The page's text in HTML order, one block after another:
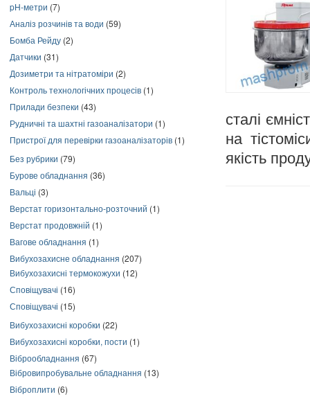
pH-метри (7)
Аналіз розчинів та води (59)
Бомба Рейду (2)
Датчики (31)
Дозиметри та нітратоміри (2)
Контроль технологічних процесів (1)
Прилади безпеки (43)
Рудничні та шахтні газоаналізатори (1)
Пристрої для перевірки газоаналізаторів (1)
Без рубрики (79)
Бурове обладнання (36)
Вальці (3)
Верстат горизонтально-розточний (1)
Верстат продовжній (1)
Вагове обладнання (1)
Вибухозахисне обладнання (207)
Вибухозахисні термокожухи (12)
Сповіщувачі (16)
Сповіщувачі (15)
Вибухозахисні коробки (22)
Вибухозахисні коробки, пости (1)
Віброобладнання (67)
Вібровипробувальне обладнання (13)
Віброплити (6)
сталі
на
якість